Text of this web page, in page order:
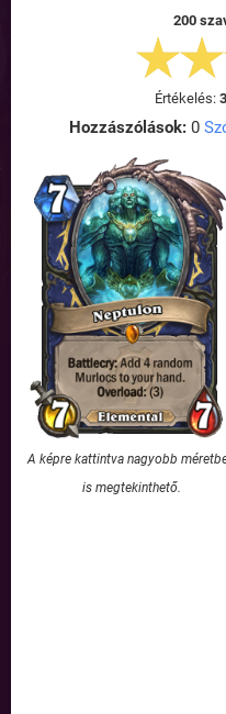
200
Értékelés:
Hozzászólások:0
A képre kattintva nagyobb
is megtekinthető.